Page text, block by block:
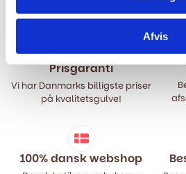
Afvis
Prisgaranti
Vi har Danmarks billigste priser
på kvalitetsgulve!
100% dansk webshop